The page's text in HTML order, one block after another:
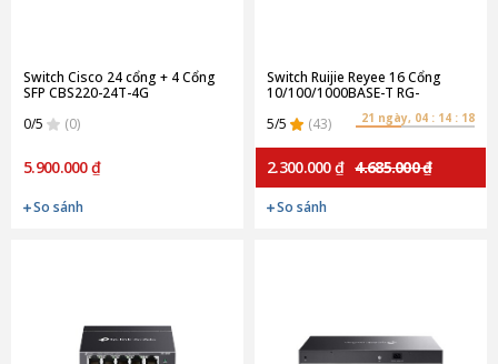
Switch Cisco 24 cổng + 4 Cổng
SFP CBS220-24T-4G
0/5
(0)
5.900.000 ₫
So sánh
Switch Ruijie Reyee 16 Cổng
10/100/1000BASE-T RG-
5/5
(43) 21 ngày, 04 : 14 : 18
2.300.000 ₫ 4.685.000 ₫
So sánh